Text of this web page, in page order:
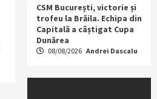
CSM București, victorie și
trofeu la Brăila. Echipa din
Capitală a câștigat Cupa
Dunărea
08/08/2026 Andrei Dascalu